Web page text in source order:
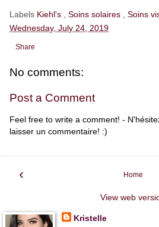
Labels Kiehl's Soins solaires Soins
Wednesday, July 24, 2019
Share
No comments:
Post a Comment
Feel free to write a comment! -
laisser un commentaire! :)
‹ Home
View web
Kristelle